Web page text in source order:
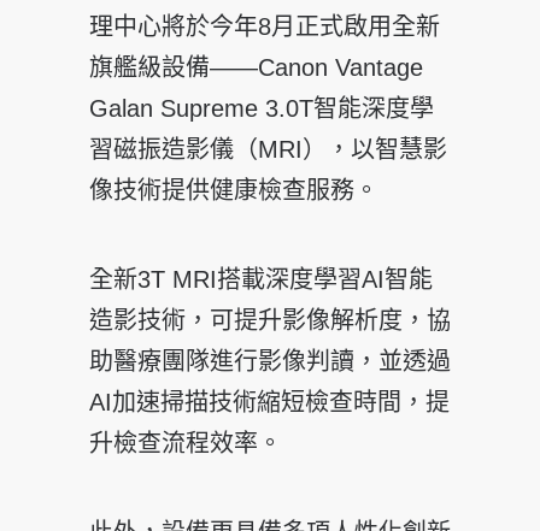
理中心將於今年8月正式啟用全新
旗艦級設備——Canon Vantage
Galan Supreme 3.0T智能深度學
習磁振造影儀（MRI），以智慧影
像技術提供健康檢查服務。
全新3T MRI搭載深度學習AI智能
造影技術，可提升影像解析度，協
助醫療團隊進行影像判讀，並透過
AI加速掃描技術縮短檢查時間，提
升檢查流程效率。